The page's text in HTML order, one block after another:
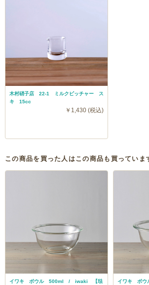
木村硝子店 22-1 ミルクピッチャー ス
キ 15cc
￥1,430 (税込)
この商品を買った人はこの商品も買っていま
イワキ ボウル 500ml / iwaki 【琺
イワキ ボ